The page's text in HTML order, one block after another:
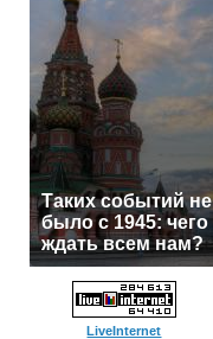
Таких событий не
было с 1945: чего
ждать всем нам?
LiveInternet